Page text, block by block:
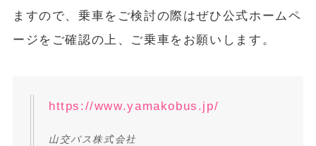
ますので、乗車をご検討の際はぜひ公式ホームペ
ージをご確認の上、ご乗車をお願いします。
https://www.yamakobus.jp/
山交バス株式会社